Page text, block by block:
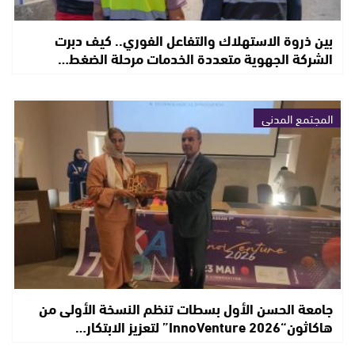
بين ذروة الاستهلاك والتفاعل الفوري.. كيف دبرت
الشركة الجهوية متعددة الخدمات مرحلة الضغط…
المجتمع المدني
جامعة الحسن الأول بسطات تنظم النسخة الأولى من
هاكاثون“InnoVenture 2026” لتعزيز الابتكار…